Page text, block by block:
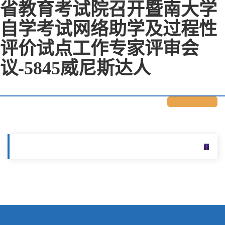
省教育考试院召开暨南大学
自学考试网络助学及过程性
评价试点工作专家评审会
议-5845威尼斯达人